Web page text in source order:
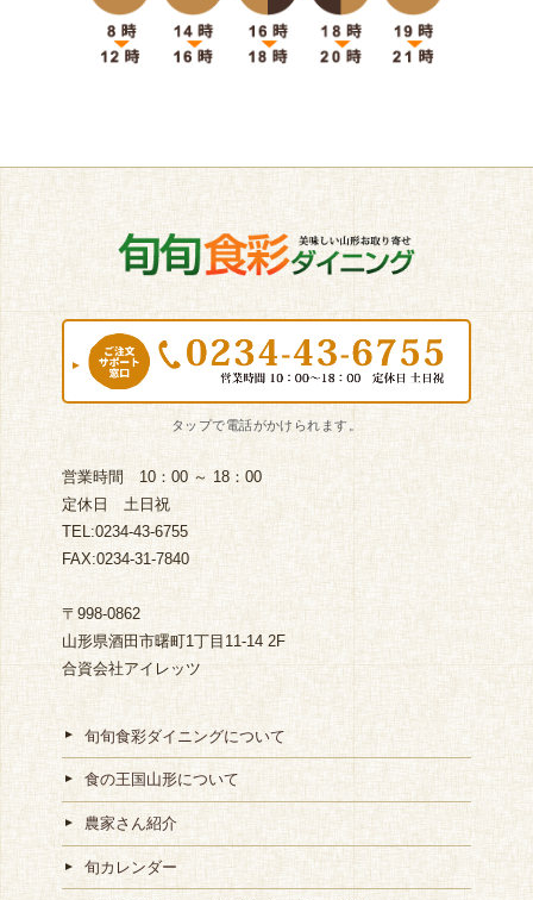
営業時間 10：00 ～ 18：00
定休日 土日祝
TEL:0234-43-6755
FAX:0234-31-7840
〒998-0862
山形県酒田市曙町1丁目11-14 2F
合資会社アイレッツ
旬旬食彩ダイニングについて
食の王国山形について
農家さん紹介
旬カレンダー